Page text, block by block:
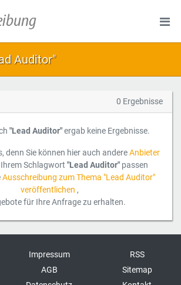
Auditor"
0 Ergebnisse
"Lead Auditor"ergab keine Ergebnisse.
denn Sie können hier auch andereAnbieter
Ihrem Schlagwort "Lead Auditor"passen
Ausschreibung zum Thema "Lead Auditor"
veröffentlichen ,
für Ihre Anfrage zu erhalten.
Impressum
AGB
RSS
Sitemap